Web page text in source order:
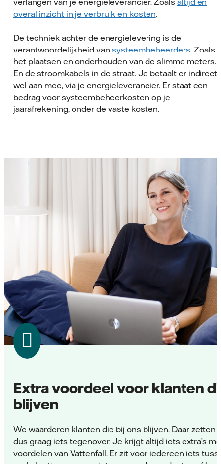
overal inzicht in je verbruik en kosten.
De techniek achter de energielevering is de
verantwoordelijkheid van systeembeheerders. Zoals
het plaatsen en onderhouden van de slimme meters.
En de stroomkabels in de straat. Je betaalt er indirect
wel aan mee, via je energieleverancier. Er staat een
bedrag voor systeembeheerkosten op je
jaarafrekening, onder de vaste kosten.
Extra voordeel voor klanten
blijven
We waarderen klanten die bij ons blijven. Daar zetten
dus graag iets tegenover. Je krijgt altijd iets extra’s
voordelen van Vattenfall. Er zit voor iedereen iets